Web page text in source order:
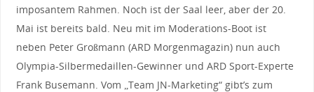
imposantem Rahmen. Noch ist der Saal leer, aber der 20.
Mai ist bereits bald. Neu mit im Moderations-Boot ist
neben Peter Großmann (ARD Morgenmagazin) nun auch
Olympia-Silbermedaillen-Gewinner und ARD Sport-Experte
Frank Busemann. Vom „Team JN-Marketing“ gibt’s zum